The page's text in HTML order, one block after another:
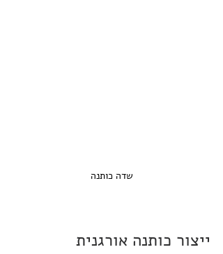
שדה כותנה
ייצור כותנה אורגנית